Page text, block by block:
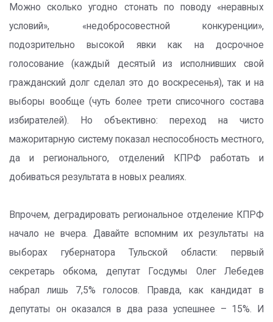
Можно сколько угодно стонать по поводу «неравных
условий», «недобросовестной конкуренции»,
подозрительно высокой явки как на досрочное
голосование (каждый десятый из исполнивших свой
гражданский долг сделал это до воскресенья), так и на
выборы вообще (чуть более трети списочного состава
избирателей). Но объективно: переход на чисто
мажоритарную систему показал неспособность местного,
да и регионального, отделений КПРФ работать и
добиваться результата в новых реалиях.
Впрочем, деградировать региональное отделение КПРФ
начало не вчера. Давайте вспомним их результаты на
выборах губернатора Тульской области: первый
секретарь обкома, депутат Госдумы Олег Лебедев
набрал лишь 7,5% голосов. Правда, как кандидат в
депутаты он оказался в два раза успешнее – 15%. И